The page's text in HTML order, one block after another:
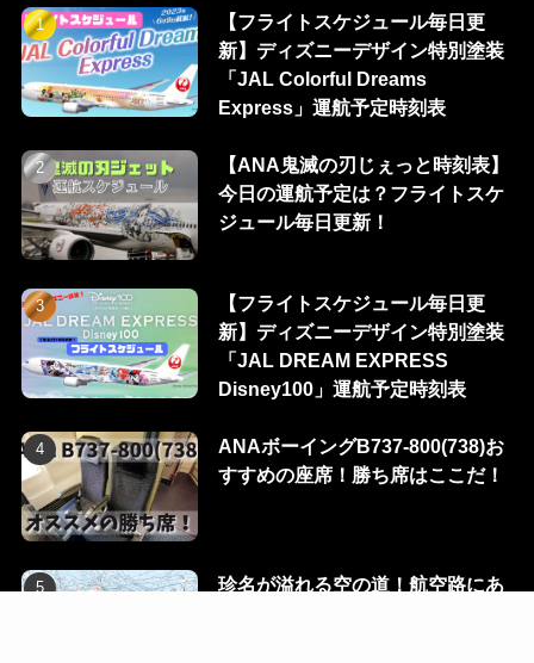
【フライトスケジュール毎日更
新】ディズニーデザイン特別塗装
「JAL Colorful Dreams
Express」運航予定時刻表
【ANA鬼滅の刃じぇっと時刻表】
今日の運航予定は？フライトスケ
ジュール毎日更新！
【フライトスケジュール毎日更
新】ディズニーデザイン特別塗装
「JAL DREAM EXPRESS
Disney100」運航予定時刻表
ANAボーイングB737-800(738)お
すすめの座席！勝ち席はここだ！
珍名が溢れる空の道！航空路にあ